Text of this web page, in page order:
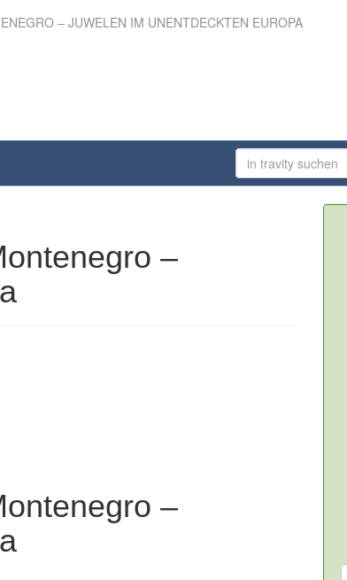
– JUWELEN IM UNENTDECKTEN EUROPA
–
im
–
–